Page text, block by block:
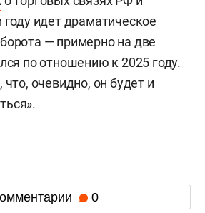
идет драматическое
— примерно на две
по отношению к 2025 году.
очевидно, он будет и
0